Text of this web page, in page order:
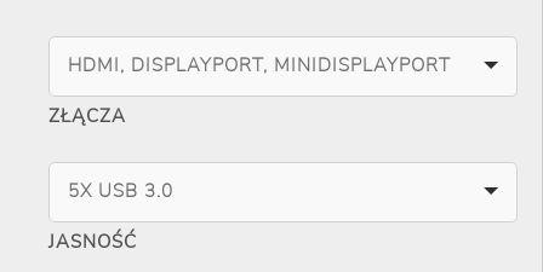
HDMI, DISPLAYPORT, MINIDISPLAYPORT
ZŁĄCZA
5X USB 3.0
JASNOŚĆ